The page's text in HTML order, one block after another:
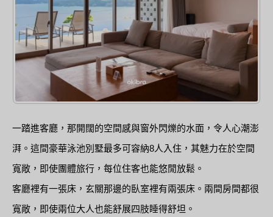
一踏進客廳，那開闊的空間感與窗外閃爍的水面，令人心潮澎
湃。這間豪華泳池別墅最多可容納8人入住，其魅力在於空間
寬敞，即使團體旅行，每位住客也能悠閒放鬆。
客廳裡有一張床，玄關那邊的臥室裡有兩張床。兩間房間都很
寬敞，即使兩位大人也能舒展四肢睡得舒坦。